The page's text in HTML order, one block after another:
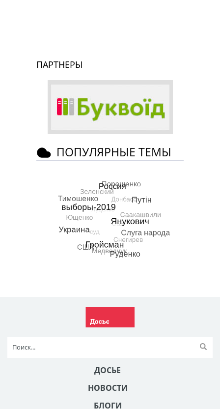
ПАРТНЕРЫ
ПОПУЛЯРНЫЕ ТЕМЫ
ДОСЬЕ
НОВОСТИ
БЛОГИ